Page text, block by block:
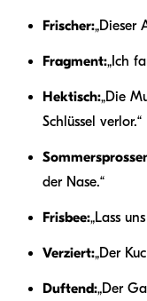
Frischer:„Dieser
Fragment:„Ich
Hektisch:„Die
Schlüssel verlor.“
der Nase.“
Frisbee:„Lass
Verziert:„Der
Duftend:„Der